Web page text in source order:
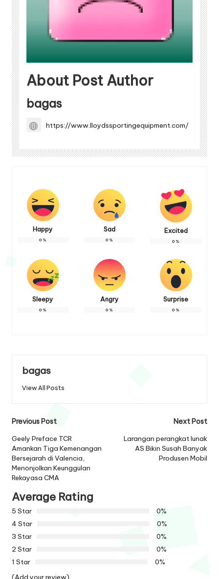
About Post Author
bagas
https://www.lloydssportingequipment.com/
Happy
0%
Sad
0%
Excited
0%
Sleepy
0%
Angry
0%
Surprise
0%
bagas
View All Posts
Post
navigation
Previous Post
Geely Preface TCR
Amankan Tiga Kemenangan
Bersejarah di Valencia,
Menonjolkan Keunggulan
Rekayasa CMA
Next Post
Larangan perangkat lunak
AS Bikin Susah Banyak
Produsen Mobil
Average Rating
5 Star
0%
4 Star
0%
3 Star
0%
2 Star
0%
1 Star
0%
(Add your review)